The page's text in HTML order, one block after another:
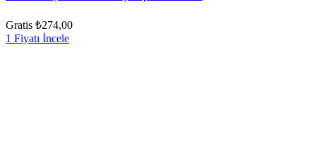
Gratis ₺274,00
1 Fiyatı İncele